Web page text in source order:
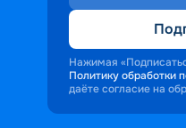
Нажимая
Политику обработки
даёте согласие на